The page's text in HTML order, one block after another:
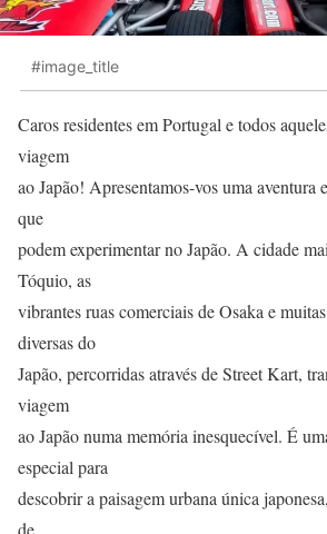
#image_title
Caros residentes em Portugal e todos
viagem
ao Japão! Apresentamos-vos uma aventura
que
podem experimentar no Japão. A cidade
Tóquio, as
vibrantes ruas comerciais de Osaka e
diversas do
Japão, percorridas através de Street Kart,
viagem
ao Japão numa memória inesquecível. É
especial para
descobrir a paisagem urbana única
de